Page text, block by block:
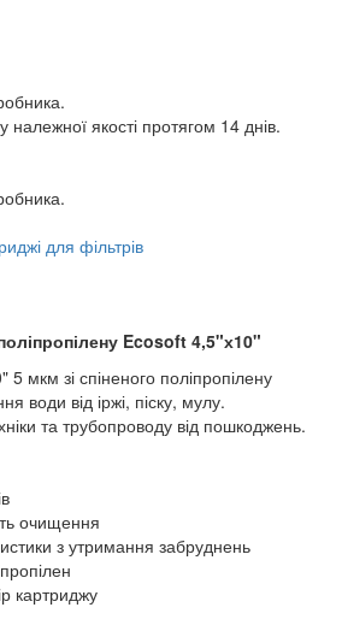
якості протягом 14 днів.
для фільтрів
Ecosoft 4,5"х10"
мкм зі спіненого поліпропілену
води від іржі, піску, мулу.
та трубопроводу від пошкоджень.
очищення
з утримання забруднень
картриджу